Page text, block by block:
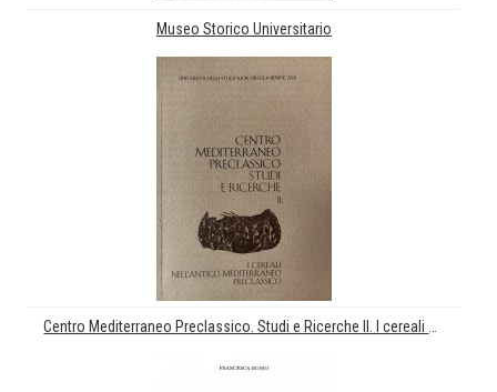
Museo Storico Universitario